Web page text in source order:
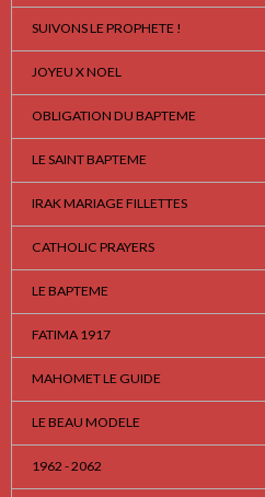
SUIVONS LE PROPHETE !
JOYEU X NOEL
OBLIGATION DU BAPTEME
LE SAINT BAPTEME
IRAK MARIAGE FILLETTES
CATHOLIC PRAYERS
LE BAPTEME
FATIMA 1917
MAHOMET LE GUIDE
LE BEAU MODELE
1962 - 2062